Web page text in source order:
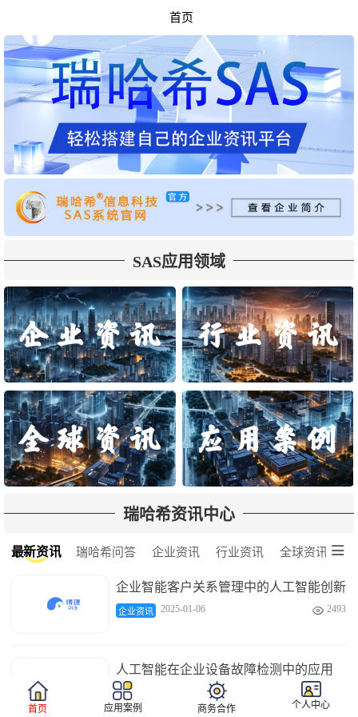
首页
SAS应用领域
瑞哈希资讯中心
最新资讯 瑞哈希问答 企业资讯 行业资讯 全球资讯 
企业智能客户关系管理中的人工智能创新
企业资讯 2025-01-06  2493
人工智能在企业设备故障检测中的应用
企业资讯 
首页
应用案例 商务合作 个人中心